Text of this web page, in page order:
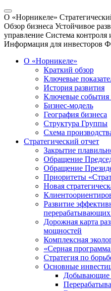
О «Норникеле»
Обзор бизнеса Устойчивое
управление Система контроля
Информация для инвесторов
О «Норникеле»
Краткий обзор
Ключевые
История развития
Ключевые события
Бизнес-модель
География бизнеса
Структура Группы
Схема
Стратегический отчет
Закрытие
Обращение
Обращение
Приоритеты
Новая
Развитие
Дорожная карта
мощностей
Комплексная
«Серная
Стратегия по
Основные
Добывающие